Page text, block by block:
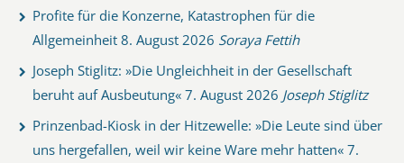
Profite für die Konzerne, Katastrophen für die
Allgemeinheit 8. August 2026 Soraya Fettih
Joseph Stiglitz: »Die Ungleichheit in der Gesellschaft
beruht auf Ausbeutung« 7. August 2026 Joseph Stiglitz
Prinzenbad-Kiosk in der Hitzewelle: »Die Leute sind über
uns hergefallen, weil wir keine Ware mehr hatten« 7.